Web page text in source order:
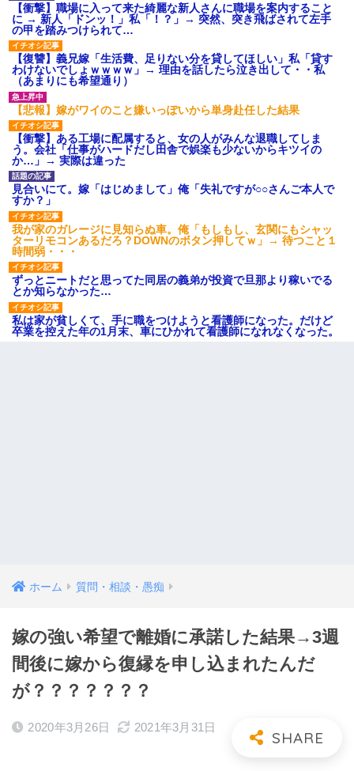
【衝撃】職場に入って来た綺麗な新人さんに職場を案内すること
に → 新人「ドンッ！」私「！？」→ 突然、突き飛ばされて左手
の甲を踏みつけられて…
【復讐】義兄嫁「生活費、足りない分を貸してほしい」私「貸す
わけないでしょｗｗｗｗ」→ 理由を話したら泣き出して・・私
（あまりにも希望通り）
【悲報】嫁がワイのこと嫌いっぽいから単身赴任した結果
【衝撃】ある工場に配属すると、女の人がみんな退職してしま
う。会社「仕事がハードだし田舎で娯楽も少ないからキツイの
か…」→ 実際は違った
見合いにて。嫁「はじめまして」俺「失礼ですが○○さんご本人で
すか？」
我が家のガレージに見知らぬ車。俺「もしもし、玄関にもシャッ
ターリモコンあるだろ？DOWNのボタン押してｗ」→ 待つこと１
時間弱・・・
ずっとニートだと思ってた同居の義弟が投資で旦那より稼いでる
とか知らなかった…
私は家が貧しくて、手に職をつけようと看護師になった。だけど
卒業を控えた年の1月末、車にひかれて看護師になれなくなった。
ホーム 質問・相談・愚痴
嫁の強い希望で離婚に承諾した結果→3週
間後に嫁から復縁を申し込まれたんだ
が？？？？？？？
2020年3月26日 2021年3月31日